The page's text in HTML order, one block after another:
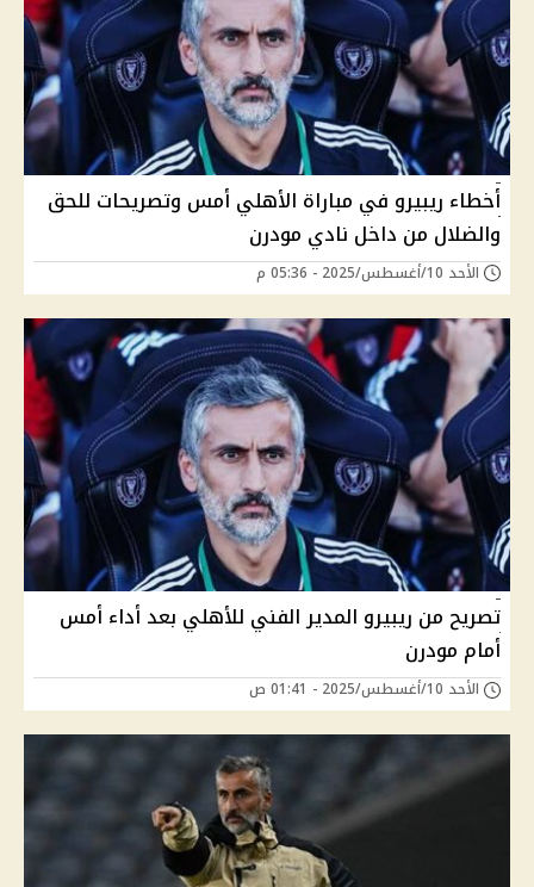
أخطاء ريبيرو في مباراة الأهلي أمس وتصريحات للحق
والضلال من داخل نادي مودرن
الأحد 10/أغسطس/2025 - 05:36 م
تصريح من ريبيرو المدير الفني للأهلي بعد أداء أمس
أمام مودرن
الأحد 10/أغسطس/2025 - 01:41 ص